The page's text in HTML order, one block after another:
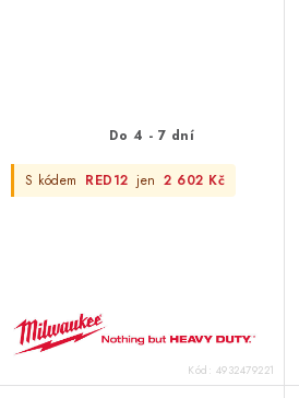
Do 4 - 7 dní
S kódem RED12 jen 2 602 Kč
Kód: 4932479221